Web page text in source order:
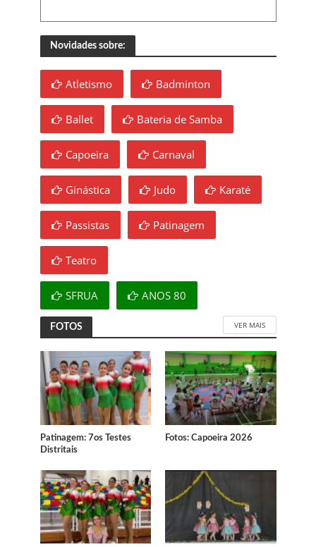
Novidades sobre:
Atletismo Badminton
Ballet Bateria de Samba
Capoeira Carnaval
Ginástica Judo Karaté
Passistas Patinagem
Teatro
SFRUA ANOS 80
FOTOS VER MAIS
Patinagem: 7os Testes
Distritais
Fotos: Capoeira 2026